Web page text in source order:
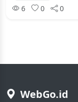
6 0 0
WebGo.id